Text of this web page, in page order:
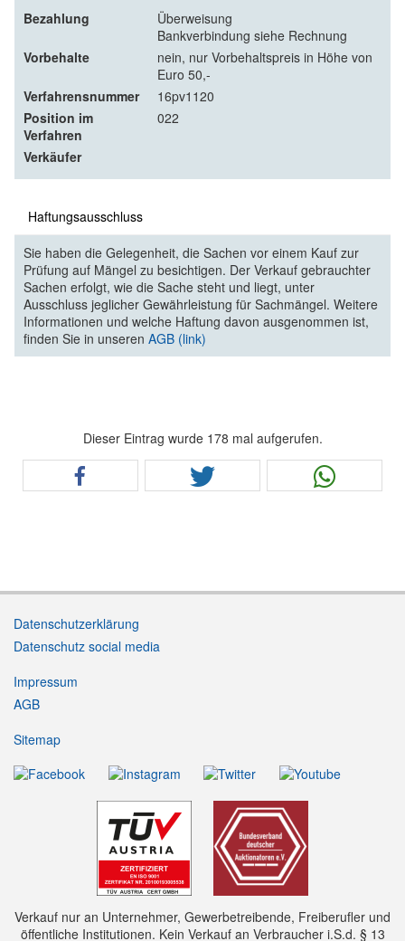
Bezahlung
Überweisung
Bankverbindung siehe Rechnung
Vorbehalte
nein, nur Vorbehaltspreis in Höhe von
Euro 50,-
Verfahrensnummer
16pv1120
Position im
Verfahren
022
Verkäufer
Haftungsausschluss
Sie haben die Gelegenheit, die Sachen vor einem Kauf zur
Prüfung auf Mängel zu besichtigen. Der Verkauf gebrauchter
Sachen erfolgt, wie die Sache steht und liegt, unter
Ausschluss jeglicher Gewährleistung für Sachmängel. Weitere
Informationen und welche Haftung davon ausgenommen ist,
finden Sie in unseren AGB (link)
Dieser Eintrag wurde 178 mal aufgerufen.
Datenschutzerklärung
Datenschutz social media
Impressum
AGB
Sitemap
Verkauf nur an Unternehmer, Gewerbetreibende, Freiberufler und
öffentliche Institutionen. Kein Verkauf an Verbraucher i.S.d. § 13